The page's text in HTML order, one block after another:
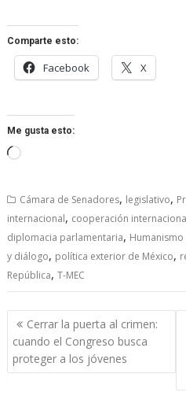
Comparte esto:
Facebook X
Me gusta esto:
Cargando...
Cámara de Senadores, legislativo,
internacional, cooperación
diplomacia parlamentaria, Humanismo
y diálogo, política exterior de México,
República,T-MEC
Navegación
de
entradas
Cerrar la puerta al crimen:
cuando el Congreso busca
proteger a los jóvenes